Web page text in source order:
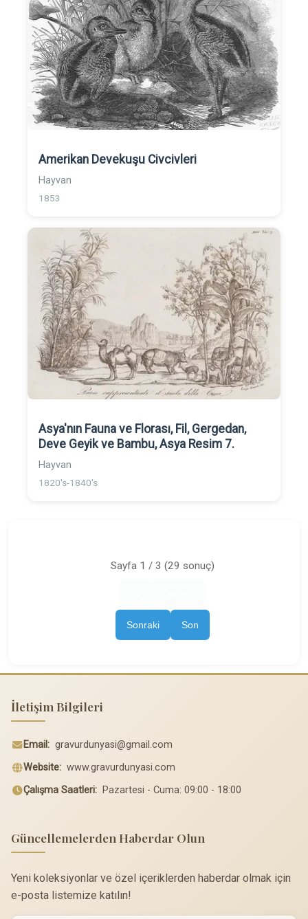
Amerikan Devekuşu Civcivleri
Hayvan
1853
Asya'nın Fauna ve Florası, Fil, Gergedan,
Deve Geyik ve Bambu, Asya Resim 7.
Hayvan
1820's-1840's
Sayfa 1 / 3 (29 sonuç)
Sonraki Son
İletişim Bilgileri
Email: gravurdunyasi@gmail.com
Website: www.gravurdunyasi.com
Çalışma Saatleri: Pazartesi - Cuma: 09:00 - 18:00
Güncellemelerden Haberdar Olun
Yeni koleksiyonlar ve özel içeriklerden haberdar olmak için
e-posta listemize katılın!